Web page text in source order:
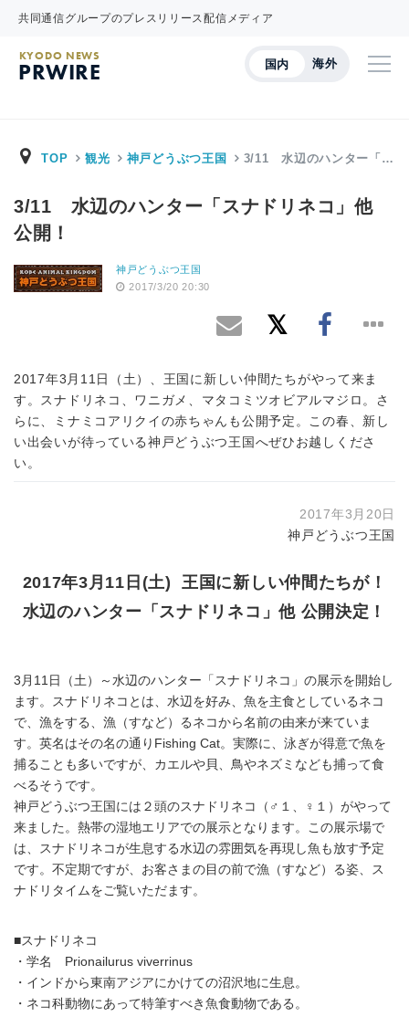
共同通信グループのプレスリリース配信メディア
国内 海外
KYODO NEWS
PRWIRE
TOP 観光 神戸どうぶつ王国 3/11 水辺のハンター「…
3/11 水辺のハンター「スナドリネコ」他
公開！
神戸どうぶつ王国
2017/3/20 20:30
2017年3月11日（土）、王国に新しい仲間たちがやって来ま
す。スナドリネコ、ワニガメ、マタコミツオビアルマジロ。さ
らに、ミナミコアリクイの赤ちゃんも公開予定。この春、新し
い出会いが待っている神戸どうぶつ王国へぜひお越しくださ
い。
2017年3月20日
神戸どうぶつ王国
2017年3月11日(土) 王国に新しい仲間たちが！
水辺のハンター「スナドリネコ」他 公開決定！
3月11日（土）～水辺のハンター「スナドリネコ」の展示を開始し
ます。スナドリネコとは、水辺を好み、魚を主食としているネコ
で、漁をする、漁（すなど）るネコから名前の由来が来ていま
す。英名はその名の通りFishing Cat。実際に、泳ぎが得意で魚を
捕ることも多いですが、カエルや貝、鳥やネズミなども捕って食
べるそうです。
神戸どうぶつ王国には２頭のスナドリネコ（♂１、♀１）がやって
来ました。熱帯の湿地エリアでの展示となります。この展示場で
は、スナドリネコが生息する水辺の雰囲気を再現し魚も放す予定
です。不定期ですが、お客さまの目の前で漁（すなど）る姿、ス
ナドリタイムをご覧いただます。
■スナドリネコ
・学名 Prionailurus viverrinus
・インドから東南アジアにかけての沼沢地に生息。
・ネコ科動物にあって特筆すべき魚食動物である。